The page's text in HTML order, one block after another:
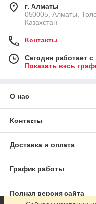
г. Алматы
050005, Алматы,
Казахстан
Контакты
Сегодня работает с
Показать весь
О нас
Контакты
Доставка и оплата
График работы
Полная версия сайта